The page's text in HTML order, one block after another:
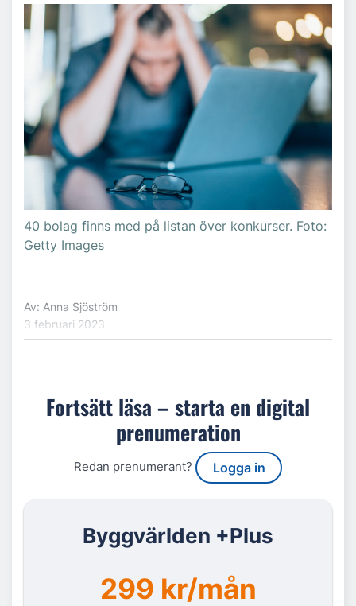
40 bolag finns med på listan över konkurser. Foto:
Getty Images
Av: Anna Sjöström
3 februari 2023
Fortsätt läsa – starta en digital
prenumeration
Redan prenumerant? Logga in
Byggvärlden +Plus
299 kr/mån